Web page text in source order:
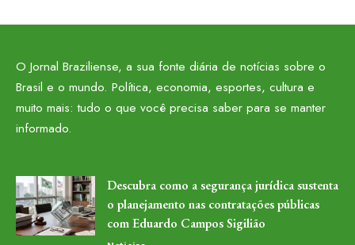
O Jornal Braziliense, a sua fonte diária de notícias sobre o
Brasil e o mundo. Política, economia, esportes, cultura e
muito mais: tudo o que você precisa saber para se manter
informado.
Descubra como a segurança jurídica sustenta
o planejamento nas contratações públicas
com Eduardo Campos Sigilião